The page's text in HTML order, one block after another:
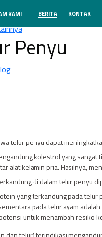
KAMI BERITA KONTAK
Penyu
telur penyu dapat
kolestrol yang sangat
alat kelamin pria. Hasilnya,
di dalam telur penyu
yang terkandung pada
pada telur ayam
untuk menambah resiko
dan telur) terindikasi